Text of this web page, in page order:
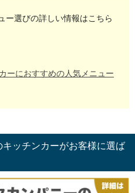
ー選びの詳しい情報はこちら
ーにおすすめの人気メニュー
ッチンカーがお客様に選ば